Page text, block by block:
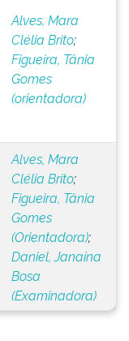
Alves, Mara
Clélia Brito;
Figueira, Tânia
Gomes
(orientadora)
Alves, Mara
Clélia Brito;
Figueira, Tânia
Gomes
(Orientadora);
Daniel, Janaína
Bosa
(Examinadora)